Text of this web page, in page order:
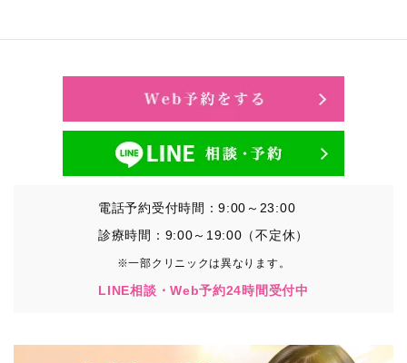
①TCBグループが患者様から取得する情報
・その他、特定の個人を識別することができる情報
②TCBグループが各種サービスの利用に関連して取得す
日時、閲覧履歴等に関連する情報
（これには、Cookie情報、アクセスログ等の利用状況に
関する情報を含みます。）
③TCBグループが第三者から間接的に収集する情報
患者様の同意を得た上で、以下の情報をパブリックDMP
電話予約受付時間：9:00～23:00
診療時間：9:00～19:00（不定休）
※一部クリニックは異なります。
LINE相談・Web予約24時間受付中